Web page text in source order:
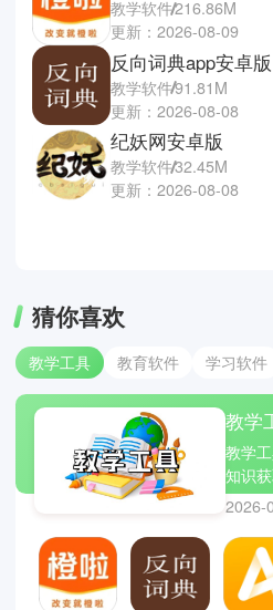
教学软件216.86M
更新：2026-08-09
反向词典app安卓版
教学软件91.81M
更新：2026-08-08
纪妖网安卓版
教学软件32.45M
更新：2026-08-08
猜你喜欢
教学工具 教育软件 学习软件
教学
教学
知识
习、
它更
分软
方式
调。
2026-